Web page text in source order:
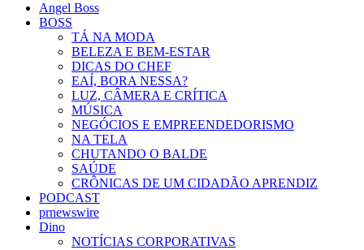
Angel Boss
BOSS
TÁ NA MODA
BELEZA E BEM-ESTAR
DICAS DO CHEF
EAÍ, BORA NESSA?
LUZ, CÂMERA E CRÍTICA
MÚSICA
NEGÓCIOS E EMPREENDEDORISMO
NA TELA
CHUTANDO O BALDE
SAÚDE
CRÔNICAS DE UM CIDADÃO APRENDIZ
PODCAST
prnewswire
Dino
NOTÍCIAS CORPORATIVAS